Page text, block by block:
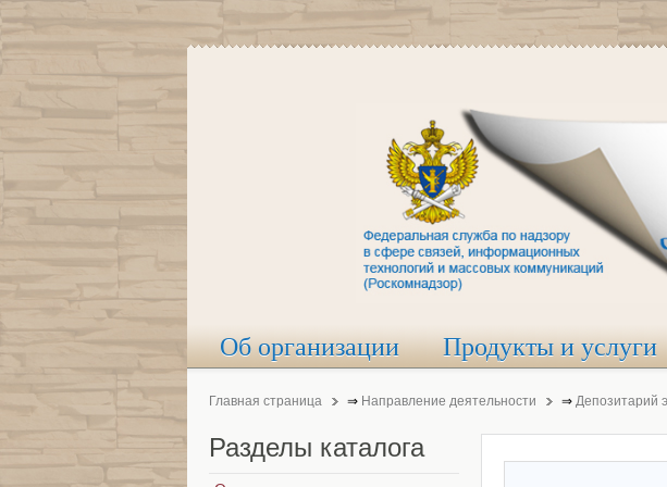
Об организации Продукты и услуги
Главная страница ⇒ Направление деятельности ⇒ Депозитарий
Разделы каталога